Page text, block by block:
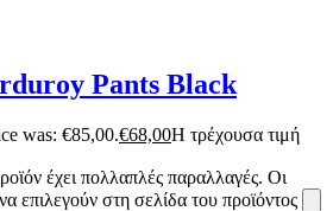
Pants Black
was: €85,00.€68,00Η τρέχουσα τιμή
έχει πολλαπλές παραλλαγές. Οι
επιλεγούν στη σελίδα του προϊόντος